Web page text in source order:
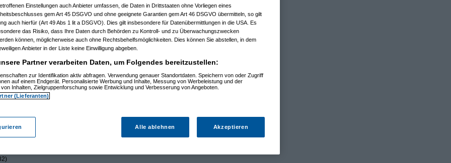
und rechtzeitig den
damit ihr es kürzer
laut, kommt vieeeel seltener vor
es zeitgleich und manchmal
war zwischen dem Miauen 2 mal
ist. LG
Einstellungen auch Anbieter umfassen, die Daten in Drittstaaten ohne Vorliegen eines
gem Art 45 DSGVO und ohne geeignete Garantien gem Art 46 DSGVO übermitteln, so gilt
auch hierfür (Art 49 Abs 1 lit a DSGVO). Dies gilt insbesondere für Datenübermittlungen in die USA. Es
das Risiko, dass Ihre Daten durch Behörden zu Kontroll- und zu Überwachungszwecken
können, möglicherweise auch ohne Rechtsbehelfsmöglichkeiten. Dies können Sie abstellen, in dem
Anbieter in der Liste keine Einwilligung abgeben.
Partner verarbeiten Daten, um Folgendes bereitzustellen:
zur Identifikation aktiv abfragen. Verwendung genauer Standortdaten. Speichern von oder Zugriff
auf einem Endgerät. Personalisierte Werbung und Inhalte, Messung von Werbeleistung und der
Inhalten, Zielgruppenforschung sowie Entwicklung und Verbesserung von Angeboten.
(Lieferanten)
Alle ablehnen Akzeptieren